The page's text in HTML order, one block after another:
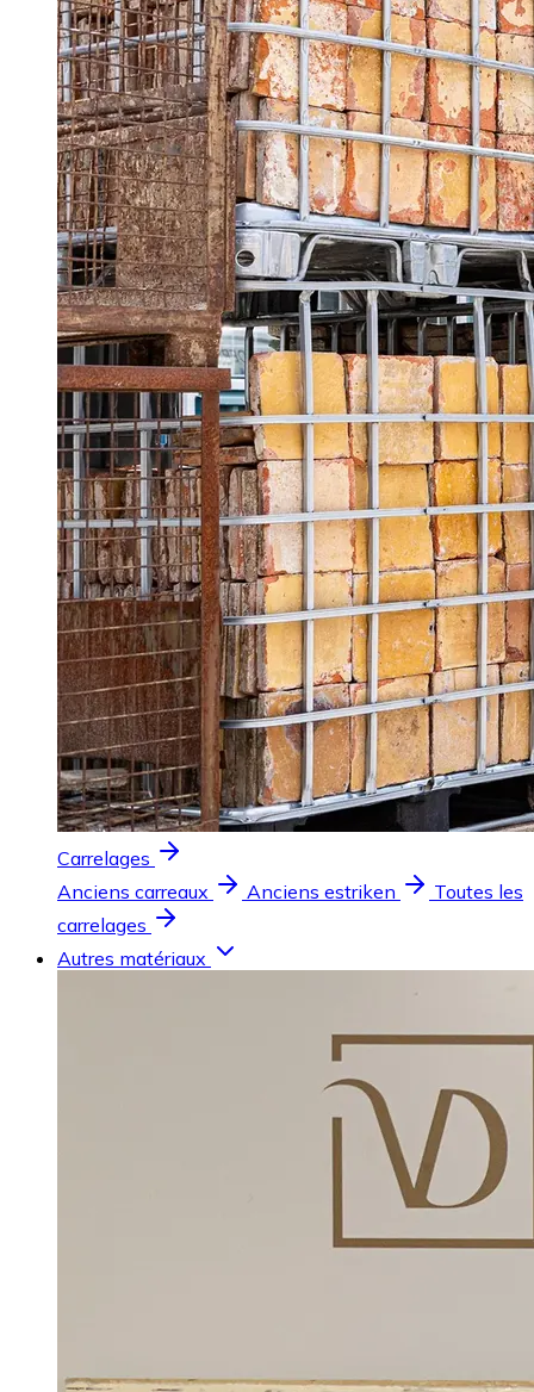
Carrelages
Anciens carreaux
Anciens estriken
Toutes les
carrelages
Autres matériaux